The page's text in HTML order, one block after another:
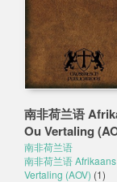
南非荷兰语
Ou Vertaling
南非荷兰语
南非荷兰语
Vertaling (AOV) (1)